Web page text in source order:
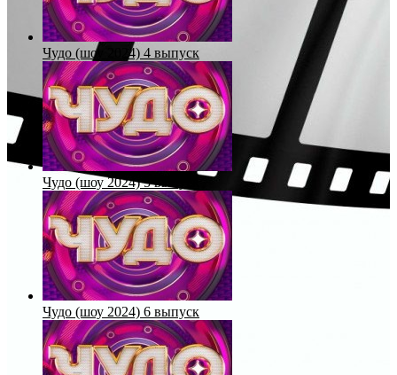
Чудо (шоу 2024) 4 выпуск
Чудо (шоу 2024) 5 выпуск
Чудо (шоу 2024) 6 выпуск